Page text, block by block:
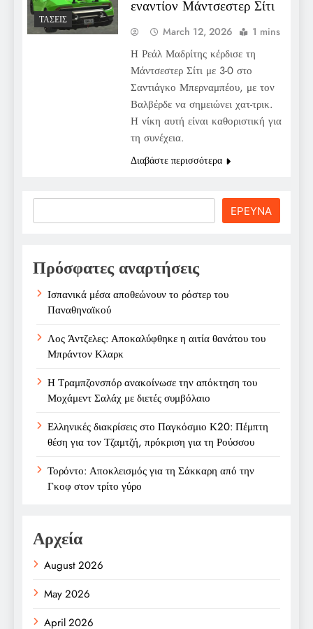
ΤΆΣΕΙΣ
εναντίον Μάντσεστερ Σίτι
March 12, 2026 1 mins
Η Ρεάλ Μαδρίτης κέρδισε τη
Μάντσεστερ Σίτι με 3-0 στο
Σαντιάγκο Μπερναμπέου, με τον
Βαλβέρδε να σημειώνει χατ-τρικ.
Η νίκη αυτή είναι καθοριστική για
τη συνέχεια.
Διαβάστε περισσότερα
ΕΡΕΥΝΑ
Πρόσφατες αναρτήσεις
Ισπανικά μέσα αποθεώνουν το ρόστερ του
Παναθηναϊκού
Λος Άντζελες: Αποκαλύφθηκε η αιτία θανάτου του
Μπράντον Κλαρκ
Η Τραμπζονσπόρ ανακοίνωσε την απόκτηση του
Μοχάμεντ Σαλάχ με διετές συμβόλαιο
Ελληνικές διακρίσεις στο Παγκόσμιο Κ20: Πέμπτη
θέση για τον Τζαμτζή, πρόκριση για τη Ρούσσου
Τορόντο: Αποκλεισμός για τη Σάκκαρη από την
Γκοφ στον τρίτο γύρο
Αρχεία
August 2026
May 2026
April 2026